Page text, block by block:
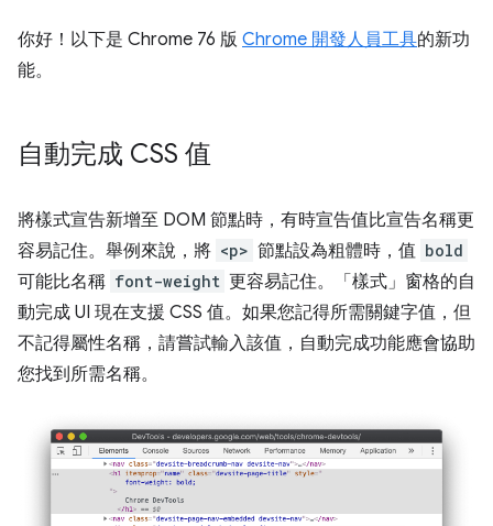
你好！以下是 Chrome 76 版 Chrome 開發人員工具的新功
能。
自動完成 CSS 值
將樣式宣告新增至 DOM 節點時，有時宣告值比宣告名稱更
容易記住。舉例來說，將 <p> 節點設為粗體時，值 bold
可能比名稱 font-weight 更容易記住。「樣式」窗格的自
動完成 UI 現在支援 CSS 值。如果您記得所需關鍵字值，但
不記得屬性名稱，請嘗試輸入該值，自動完成功能應會協助
您找到所需名稱。